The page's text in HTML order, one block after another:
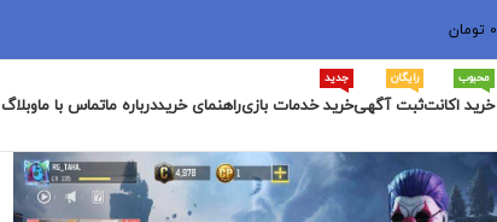
0 تومان
خرید اکانت
محبوب
ثبت آگهی
رایگان
خرید خدمات بازی
جدید
راهنمای خریددرباره ماتماس با ماوبلاگ